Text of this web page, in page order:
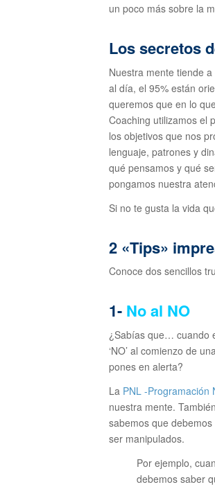
un poco más sobre la
Los secretos
Nuestra mente tiende
al día, el 95% están
queremos que en lo
Coaching utilizamos el
los objetivos que nos
lenguaje, patrones y
qué pensamos y qué
pongamos nuestra
Si no te gusta la vida
2 «Tips»
Conoce dos sencillos
1- No al NO
¿Sabías que… cuando
‘NO’ al comienzo de
pones en alerta?
La PNL -Programación
nuestra mente.
sabemos que
ser manipulados.
Por ejemplo,
debemos saber